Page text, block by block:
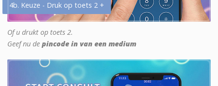
4b. Keuze - Druk op toets 2 +
Of u drukt op toets 2.
Geef nu de pincode in van een medium